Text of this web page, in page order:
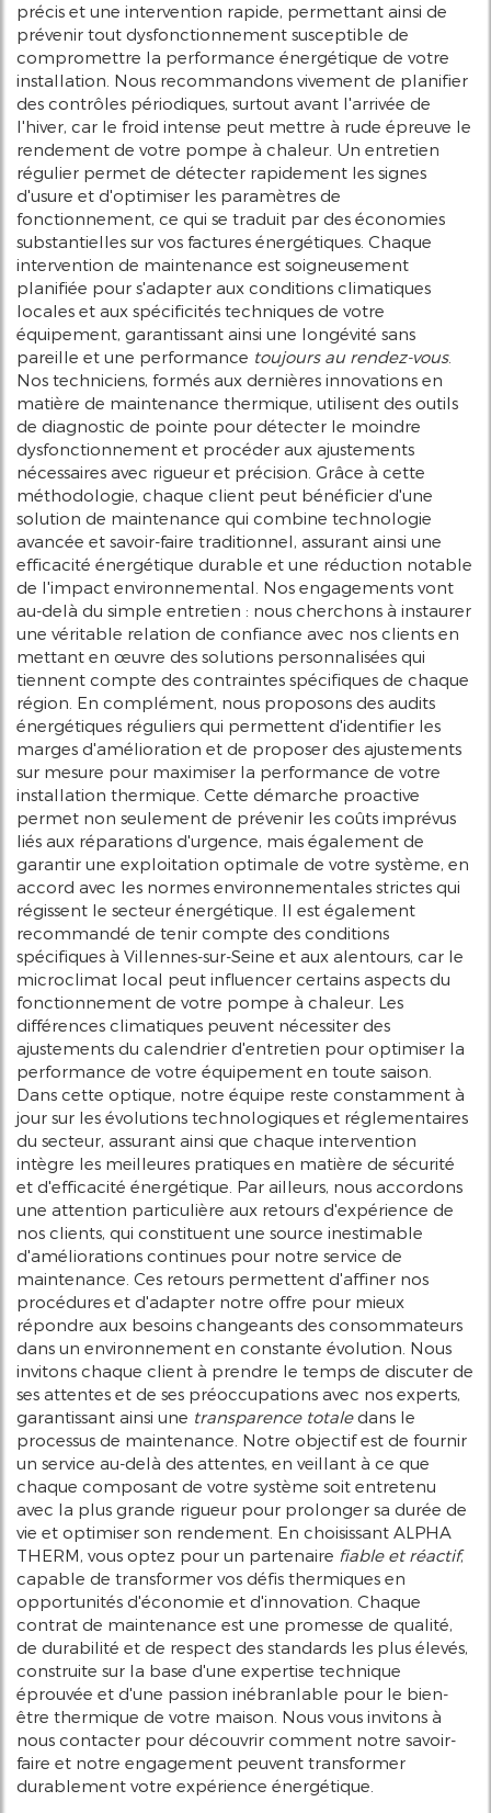
précis et une intervention rapide, permettant ainsi de
prévenir tout dysfonctionnement susceptible de
compromettre la performance énergétique de votre
installation. Nous recommandons vivement de planifier
des contrôles périodiques, surtout avant l'arrivée de
l'hiver, car le froid intense peut mettre à rude épreuve le
rendement de votre pompe à chaleur. Un entretien
régulier permet de détecter rapidement les signes
d'usure et d'optimiser les paramètres de
fonctionnement, ce qui se traduit par des économies
substantielles sur vos factures énergétiques. Chaque
intervention de maintenance est soigneusement
planifiée pour s'adapter aux conditions climatiques
locales et aux spécificités techniques de votre
équipement, garantissant ainsi une longévité sans
pareille et une performance toujours au rendez-vous.
Nos techniciens, formés aux dernières innovations en
matière de maintenance thermique, utilisent des outils
de diagnostic de pointe pour détecter le moindre
dysfonctionnement et procéder aux ajustements
nécessaires avec rigueur et précision. Grâce à cette
méthodologie, chaque client peut bénéficier d'une
solution de maintenance qui combine technologie
avancée et savoir-faire traditionnel, assurant ainsi une
efficacité énergétique durable et une réduction notable
de l'impact environnemental. Nos engagements vont
au-delà du simple entretien : nous cherchons à instaurer
une véritable relation de confiance avec nos clients en
mettant en œuvre des solutions personnalisées qui
tiennent compte des contraintes spécifiques de chaque
région. En complément, nous proposons des audits
énergétiques réguliers qui permettent d'identifier les
marges d'amélioration et de proposer des ajustements
sur mesure pour maximiser la performance de votre
installation thermique. Cette démarche proactive
permet non seulement de prévenir les coûts imprévus
liés aux réparations d'urgence, mais également de
garantir une exploitation optimale de votre système, en
accord avec les normes environnementales strictes qui
régissent le secteur énergétique. Il est également
recommandé de tenir compte des conditions
spécifiques à Villennes-sur-Seine et aux alentours, car le
microclimat local peut influencer certains aspects du
fonctionnement de votre pompe à chaleur. Les
différences climatiques peuvent nécessiter des
ajustements du calendrier d'entretien pour optimiser la
performance de votre équipement en toute saison.
Dans cette optique, notre équipe reste constamment à
jour sur les évolutions technologiques et réglementaires
du secteur, assurant ainsi que chaque intervention
intègre les meilleures pratiques en matière de sécurité
et d'efficacité énergétique. Par ailleurs, nous accordons
une attention particulière aux retours d'expérience de
nos clients, qui constituent une source inestimable
d'améliorations continues pour notre service de
maintenance. Ces retours permettent d'affiner nos
procédures et d'adapter notre offre pour mieux
répondre aux besoins changeants des consommateurs
dans un environnement en constante évolution. Nous
invitons chaque client à prendre le temps de discuter de
ses attentes et de ses préoccupations avec nos experts,
garantissant ainsi une transparence totaledans le
processus de maintenance. Notre objectif est de fournir
un service au-delà des attentes, en veillant à ce que
chaque composant de votre système soit entretenu
avec la plus grande rigueur pour prolonger sa durée de
vie et optimiser son rendement. En choisissant ALPHA
THERM, vous optez pour un partenaire fiable et réactif,
capable de transformer vos défis thermiques en
opportunités d'économie et d'innovation. Chaque
contrat de maintenance est une promesse de qualité,
de durabilité et de respect des standards les plus élevés,
construite sur la base d'une expertise technique
éprouvée et d'une passion inébranlable pour le bien-
être thermique de votre maison. Nous vous invitons à
nous contacter pour découvrir comment notre savoir-
faire et notre engagement peuvent transformer
durablement votre expérience énergétique.